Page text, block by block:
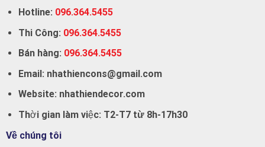
Hotline: 096.364.5455
Thi Công: 096.364.5455
Bán hàng: 096.364.5455
Email: nhathiencons@gmail.com
Website: nhathiendecor.com
Thời gian làm việc: T2-T7 từ 8h-17h30
Về chúng tôi